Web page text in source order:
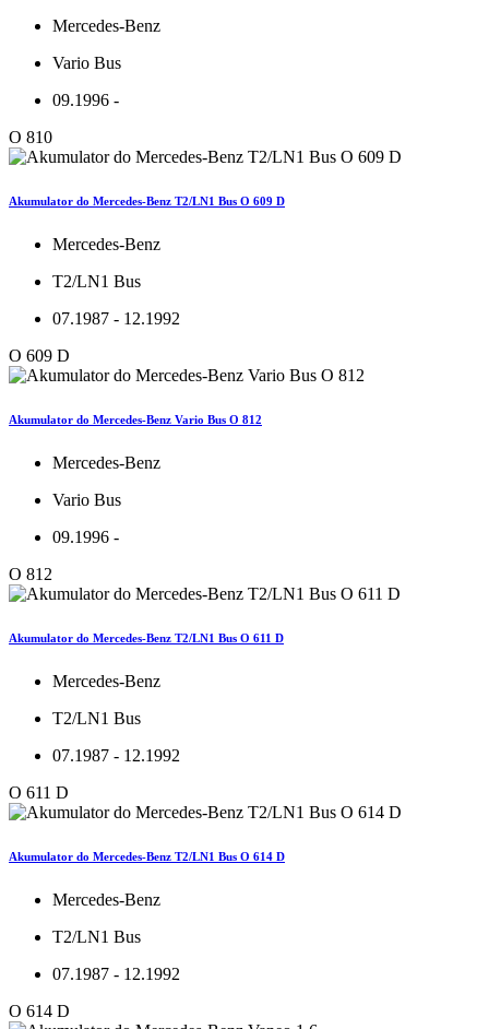
Mercedes-Benz
Vario Bus
09.1996 -
O 810
Akumulator do Mercedes-Benz T2/LN1 Bus O 609 D
Mercedes-Benz
T2/LN1 Bus
07.1987 - 12.1992
O 609 D
Akumulator do Mercedes-Benz Vario Bus O 812
Mercedes-Benz
Vario Bus
09.1996 -
O 812
Akumulator do Mercedes-Benz T2/LN1 Bus O 611 D
Mercedes-Benz
T2/LN1 Bus
07.1987 - 12.1992
O 611 D
Akumulator do Mercedes-Benz T2/LN1 Bus O 614 D
Mercedes-Benz
T2/LN1 Bus
07.1987 - 12.1992
O 614 D